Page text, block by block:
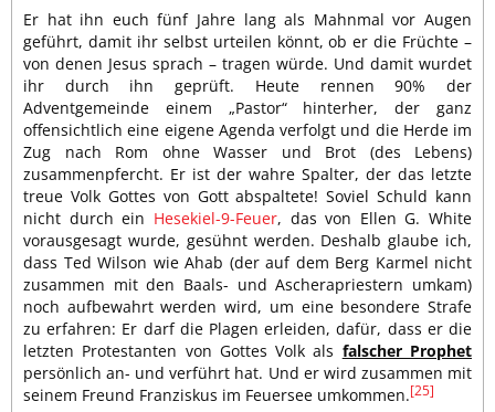
Er hat ihn euch fünf Jahre lang als Mahnmal vor Augen
geführt, damit ihr selbst urteilen könnt, ob er die Früchte –
von denen Jesus sprach – tragen würde. Und damit wurdet
ihr durch ihn geprüft. Heute rennen 90% der
Adventgemeinde einem „Pastor“ hinterher, der ganz
offensichtlich eine eigene Agenda verfolgt und die Herde im
Zug nach Rom ohne Wasser und Brot (des Lebens)
zusammenpfercht. Er ist der wahre Spalter, der das letzte
treue Volk Gottes von Gott abspaltete! Soviel Schuld kann
nicht durch ein Hesekiel-9-Feuer, das von Ellen G. White
vorausgesagt wurde, gesühnt werden. Deshalb glaube ich,
dass Ted Wilson wie Ahab (der auf dem Berg Karmel nicht
zusammen mit den Baals- und Ascherapriestern umkam)
noch aufbewahrt werden wird, um eine besondere Strafe
zu erfahren: Er darf die Plagen erleiden, dafür, dass er die
letzten Protestanten von Gottes Volk als falscher Prophet
persönlich an- und verführt hat. Und er wird zusammen mit
seinem Freund Franziskus im Feuersee umkommen.[25]